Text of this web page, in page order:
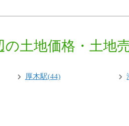
の土地価格・土地
厚木駅(44)